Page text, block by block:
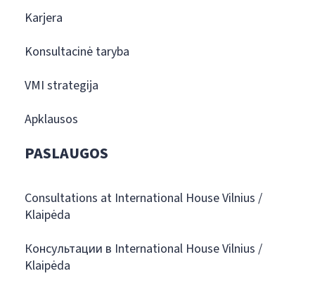
Karjera
Konsultacinė taryba
VMI strategija
Apklausos
PASLAUGOS
Consultations at International House Vilnius /
Klaipėda
Консультации в International House Vilnius /
Klaipėda